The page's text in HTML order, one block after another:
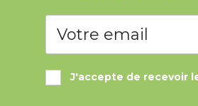
J'accepte de recevoir